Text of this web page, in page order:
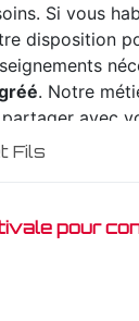
Fils
pour
Si vous
disposition
. Notre
avec
de réussir.
EN